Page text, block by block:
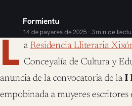
Formientu
14 de payares de 2025 · 3 min de
L a Residencia Lliteraria
Conceyalía de Cultura y
anuncia de la convocatoria de la I
empobinada a muyeres escritores